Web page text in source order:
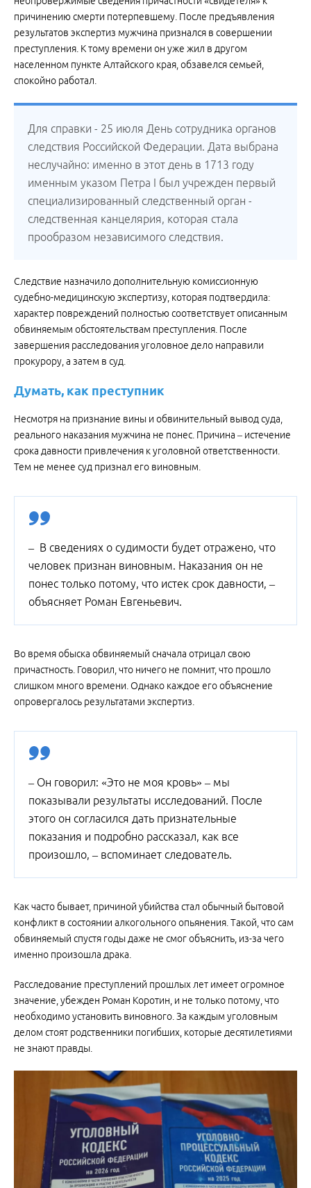
причинению смерти потерпевшему. После предъявления
результатов экспертиз мужчина признался в совершении
преступления. К тому времени он уже жил в другом
населенном пункте Алтайского края, обзавелся семьей,
спокойно работал.
Для справки - 25 июля День сотрудника органов
следствия Российской Федерации. Дата выбрана
неслучайно: именно в этот день в 1713 году
именным указом Петра I был учрежден первый
специализированный следственный орган -
следственная канцелярия, которая стала
прообразом независимого следствия.
Следствие назначило дополнительную комиссионную
судебно-медицинскую экспертизу, которая подтвердила:
характер повреждений полностью соответствует описанным
обвиняемым обстоятельствам преступления. После
завершения расследования уголовное дело направили
прокурору, а затем в суд.
Думать, как преступник
Несмотря на признание вины и обвинительный вывод суда,
реального наказания мужчина не понес. Причина – истечение
срока давности привлечения к уголовной ответственности.
Тем не менее суд признал его виновным.
– В сведениях о судимости будет отражено, что
человек признан виновным. Наказания он не
понес только потому, что истек срок давности, –
объясняет Роман Евгеньевич.
Во время обыска обвиняемый сначала отрицал свою
причастность. Говорил, что ничего не помнит, что прошло
слишком много времени. Однако каждое его объяснение
опровергалось результатами экспертиз.
– Он говорил: «Это не моя кровь» – мы
показывали результаты исследований. После
этого он согласился дать признательные
показания и подробно рассказал, как все
произошло, – вспоминает следователь.
Как часто бывает, причиной убийства стал обычный бытовой
конфликт в состоянии алкогольного опьянения. Такой, что сам
обвиняемый спустя годы даже не смог объяснить, из-за чего
именно произошла драка.
Расследование преступлений прошлых лет имеет огромное
значение, убежден Роман Коротин, и не только потому, что
необходимо установить виновного. За каждым уголовным
делом стоят родственники погибших, которые десятилетиями
не знают правды.